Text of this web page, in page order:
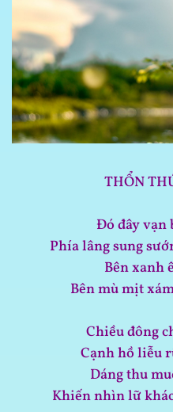
THỔN
Đó đây vạn
Phía lâng sung
Bên xanh
Bên mù mịt
Chiều đông
Cạnh hồ liễu
Dáng thu
Khiến nhìn lữ